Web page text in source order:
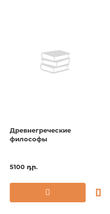
Древнегреческие
философы
5100 դր.